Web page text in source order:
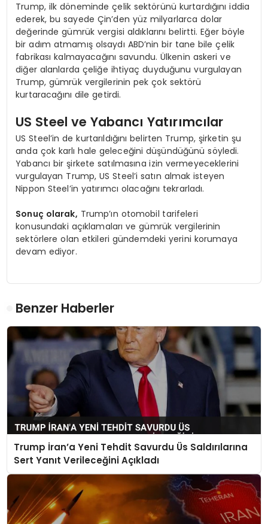
Trump, ilk döneminde çelik sektörünü kurtardığını iddia
ederek, bu sayede Çin’den yüz milyarlarca dolar
değerinde gümrük vergisi aldıklarını belirtti. Eğer böyle
bir adım atmamış olsaydı ABD’nin bir tane bile çelik
fabrikası kalmayacağını savundu. Ülkenin askeri ve
diğer alanlarda çeliğe ihtiyaç duyduğunu vurgulayan
Trump, gümrük vergilerinin pek çok sektörü
kurtaracağını dile getirdi.
US Steel ve Yabancı Yatırımcılar
US Steel’in de kurtarıldığını belirten Trump, şirketin şu
anda çok karlı hale geleceğini düşündüğünü söyledi.
Yabancı bir şirkete satılmasına izin vermeyeceklerini
vurgulayan Trump, US Steel’i satın almak isteyen
Nippon Steel’in yatırımcı olacağını tekrarladı.
Sonuç olarak, Trump’ın otomobil tarifeleri
konusundaki açıklamaları ve gümrük vergilerinin
sektörlere olan etkileri gündemdeki yerini korumaya
devam ediyor.
Benzer Haberler
Trump İran’a Yeni Tehdit Savurdu Üs Saldırılarına
Sert Yanıt Verileceğini Açıkladı